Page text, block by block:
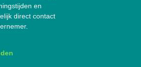
en
direct contact